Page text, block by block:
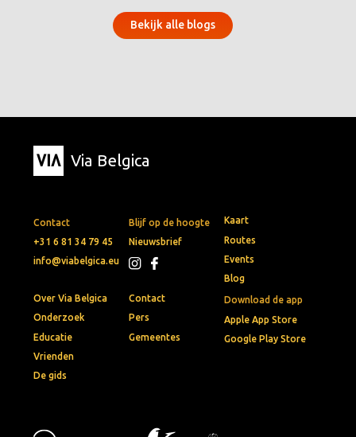
Bekijk alle blogs
Via Belgica
Contact
+31 6 81 34 79 45
info@viabelgica.eu
Blijf op de hoogte
Nieuwsbrief
Download de app
Apple App Store
Google Play Store
Kaart
Routes
Events
Blog
Over Via Belgica
Onderzoek
Educatie
Vrienden
De gids
Contact
Pers
Gemeentes